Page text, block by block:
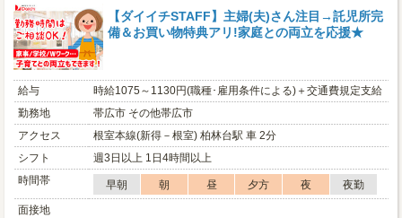
【ダイイチSTAFF】主婦(夫)さん注目→託児所完
備＆お買い物特典アリ!家庭との両立を応援★
給与
時給1075～1130円(職種･雇用条件による)＋交通費規定支給
勤務地
帯広市 その他帯広市
アクセス
根室本線(新得－根室) 柏林台駅 車 2分
シフト
週3日以上 1日4時間以上
時間帯
早朝 朝 昼 夕方 夜
夜勤
面接地